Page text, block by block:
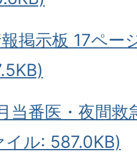
掲示板 17ペー
当番医・夜間
ル: 587.0KB)